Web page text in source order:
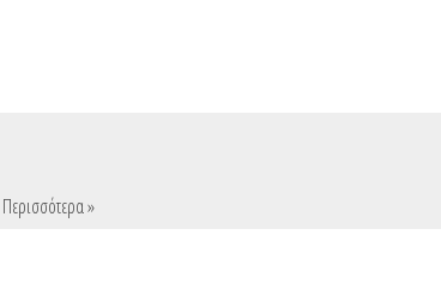
Περισσότερα »